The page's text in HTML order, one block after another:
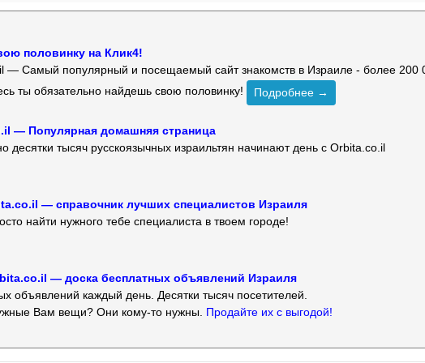
половинку на Клик4!
— Самый популярный и посещаемый сайт знакомств в Израиле - более 200
ты обязательно найдешь свою половинку!
Подробнее →
— Популярная домашняя страница
десятки тысяч русскоязычных израильтян начинают день с Orbita.co.il
— справочник лучших специалистов Израиля
найти нужного тебе специалиста в твоем городе!
— доска бесплатных объявлений Израиля
объявлений каждый день. Десятки тысяч посетителей.
Вам вещи? Они кому-то нужны. Продайте их с выгодой!